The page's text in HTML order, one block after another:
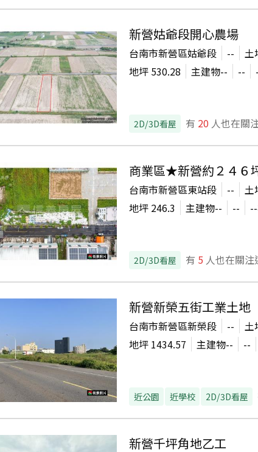
新營姑爺段開心農場
台南市新營區姑爺段 --
土
地坪 530.28 主建物-- --
2D/3D看屋 有 20 人也在關
商業區★新營約２４６
台南市新營區東站段 --
土
地坪 246.3 主建物-- -- --
2D/3D看屋 有 5 人也在關注
新營新榮五街工業土地
台南市新營區新榮段 --
土
地坪 1434.57 主建物-- --
近公園 近學校 2D/3D看屋
新營千坪角地乙工